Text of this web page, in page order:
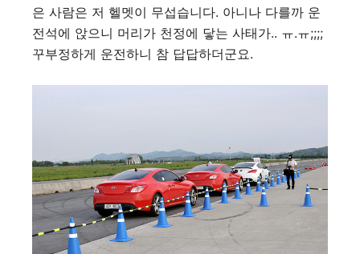
은 사람은 저 헬멧이 무섭습니다. 아니나 다를까 운
전석에 앉으니 머리가 천정에 닿는 사태가.. ㅠ.ㅠ;;;;
꾸부정하게 운전하니 참 답답하더군요.